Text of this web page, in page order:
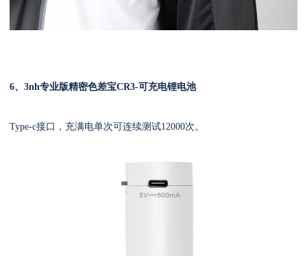
6、3nh专业版精密色差宝CR3-可充电锂电池
Type-c接口，充满电单次可连续测试12000次。